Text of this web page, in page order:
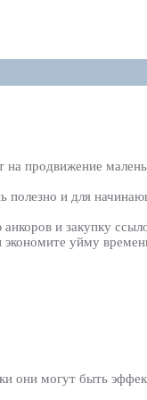
продвижение
полезно и для
и закупку
уйму
они могут быть